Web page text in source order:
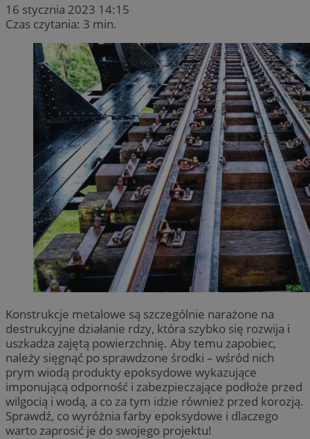
16 stycznia 2023 14:15
Czas czytania: 3 min.
Konstrukcje metalowe są szczególnie narażone na
destrukcyjne działanie rdzy, która szybko się rozwija i
uszkadza zajętą powierzchnię. Aby temu zapobiec,
należy sięgnąć po sprawdzone środki – wśród nich
prym wiodą produkty epoksydowe wykazujące
imponującą odporność i zabezpieczające podłoże przed
wilgocią i wodą, a co za tym idzie również przed korozją.
Sprawdź, co wyróżnia farby epoksydowe i dlaczego
warto zaprosić je do swojego projektu!